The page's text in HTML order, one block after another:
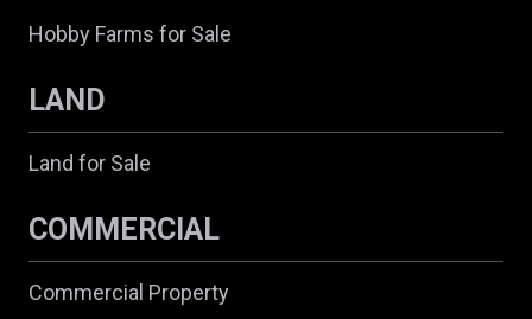
Hobby Farms for Sale
LAND
Land for Sale
COMMERCIAL
Commercial Property